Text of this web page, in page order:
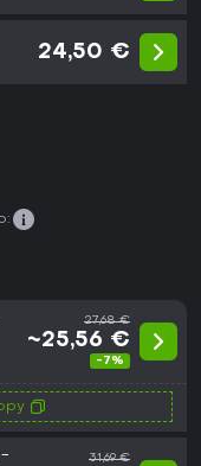
24,50 €
27,68 €
~25,56 €
-7%
-
31,69 €